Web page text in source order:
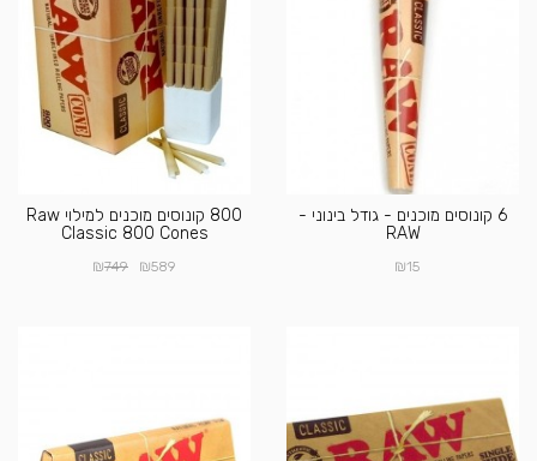
6 קונוסים מוכנים - גודל בינוני -
RAW
₪15
800 קונוסים מוכנים למילוי Raw
Classic 800 Cones
₪589
₪749